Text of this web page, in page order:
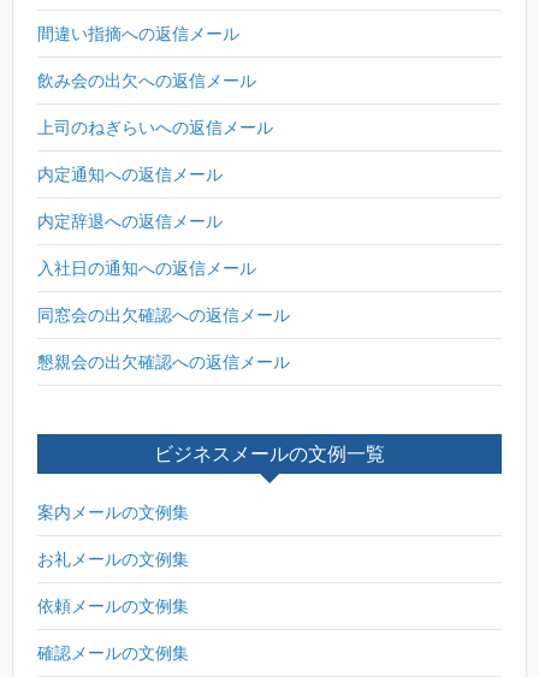
間違い指摘への返信メール
飲み会の出欠への返信メール
上司のねぎらいへの返信メール
内定通知への返信メール
内定辞退への返信メール
入社日の通知への返信メール
同窓会の出欠確認への返信メール
懇親会の出欠確認への返信メール
ビジネスメールの文例一覧
案内メールの文例集
お礼メールの文例集
依頼メールの文例集
確認メールの文例集